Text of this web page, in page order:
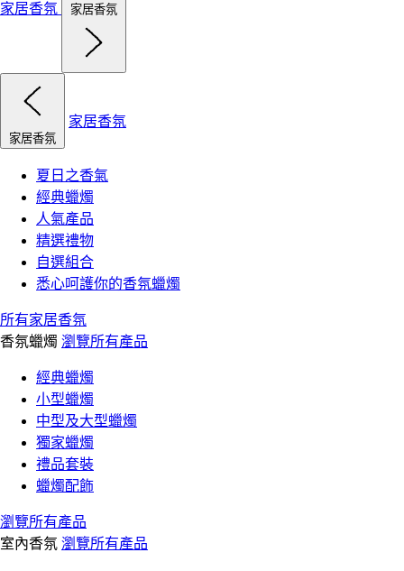
家居香氛
家居香氛
家居香氛
家居香氛
夏日之香氣
經典蠟燭
人氣產品
精選禮物
自選組合
悉心呵護你的香氛蠟燭
所有家居香氛
香氛蠟燭 瀏覽所有產品
經典蠟燭
小型蠟燭
中型及大型蠟燭
獨家蠟燭
禮品套裝
蠟燭配飾
瀏覽所有產品
室內香氛 瀏覽所有產品